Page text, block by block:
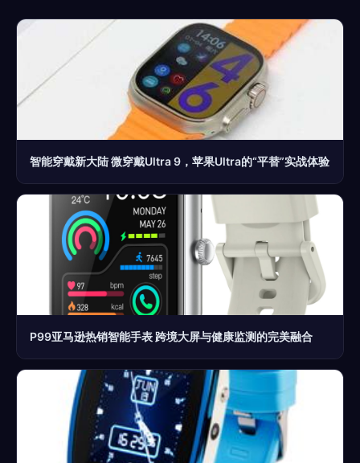
智能穿戴新大陆 微穿戴Ultra 9，苹果Ultra的“平替”实战体验
P99亚马逊热销智能手表 跨境大屏与健康监测的完美融合